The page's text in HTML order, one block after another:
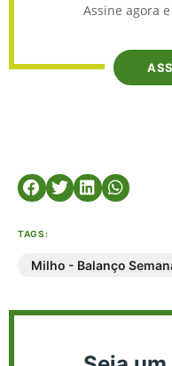
Assine agora
TAGS:
Milho - Balanço